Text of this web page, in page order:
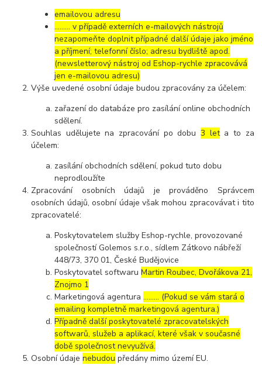
emailovou adresu
……… v případě externích e-mailových nástrojů
nezapomeňte doplnit případné další údaje jako jméno
a příjmení; telefonní číslo; adresu bydliště apod.
(newsletterový nástroj od Eshop-rychle zpracovává
jen e-mailovou adresu)
Výše uvedené osobní údaje budou zpracovány za účelem:
zařazení do databáze pro zasílání online obchodních
sdělení.
Souhlas udělujete na zpracování po dobu3 leta to za
účelem:
zasílání obchodních sdělení, pokud tuto dobu
neprodloužíte
Zpracování osobních údajů je prováděno Správcem
osobních údajů, osobní údaje však mohou zpracovávat i tito
zpracovatelé:
Poskytovatelem služby Eshop-rychle, provozované
společností Golemos s.r.o., sídlem Zátkovo nábřeží
448/73, 370 01, České Budějovice
Poskytovatel softwaruMartin Roubec, Dvořákova 21,
Znojmo 1
Marketingová agentura……… (Pokud se vám stará o
emailing kompletně marketingová agentura.)
Případně další poskytovatelé zpracovatelských
softwarů, služeb a aplikací, které však v současné
době společnost nevyužívá.
Osobní údajenebudou předány mimo území EU.